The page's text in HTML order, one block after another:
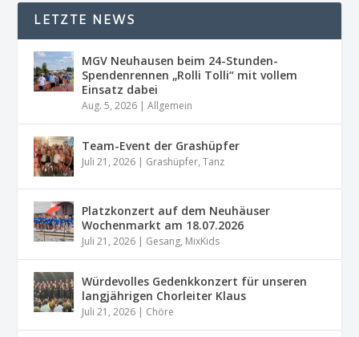
LETZTE NEWS
MGV Neuhausen beim 24-Stunden-
Spendenrennen „Rolli Tolli“ mit vollem
Einsatz dabei
Aug. 5, 2026 |Allgemein
Team-Event der Grashüpfer
Juli 21, 2026 | Grashüpfer,Tanz
Platzkonzert auf dem Neuhäuser
Wochenmarkt am 18.07.2026
Juli 21, 2026 | Gesang, MixKids
Würdevolles Gedenkkonzert für unseren
langjährigen Chorleiter Klaus
Juli 21, 2026 | Chöre